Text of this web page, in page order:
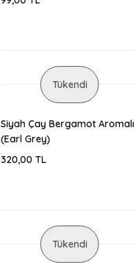
Tükendi
Siyah Çay Bergamot Aromalı
(Earl Grey)
320,00 TL
Tükendi